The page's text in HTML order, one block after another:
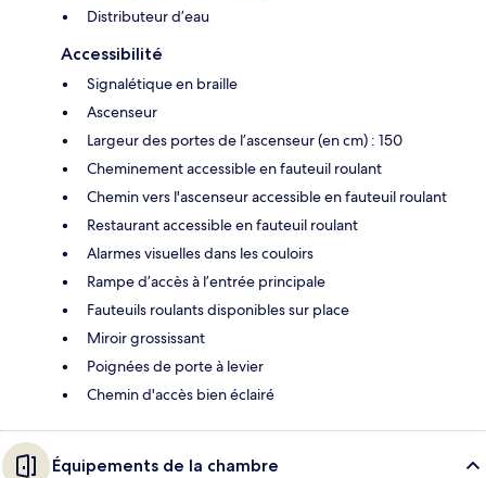
Distributeur d’eau
Accessibilité
Signalétique en braille
Ascenseur
Largeur des portes de l’ascenseur (en cm) : 150
Cheminement accessible en fauteuil roulant
Chemin vers l'ascenseur accessible en fauteuil roulant
Restaurant accessible en fauteuil roulant
Alarmes visuelles dans les couloirs
Rampe d’accès à l’entrée principale
Fauteuils roulants disponibles sur place
Miroir grossissant
Poignées de porte à levier
Chemin d'accès bien éclairé
Équipements de la chambre